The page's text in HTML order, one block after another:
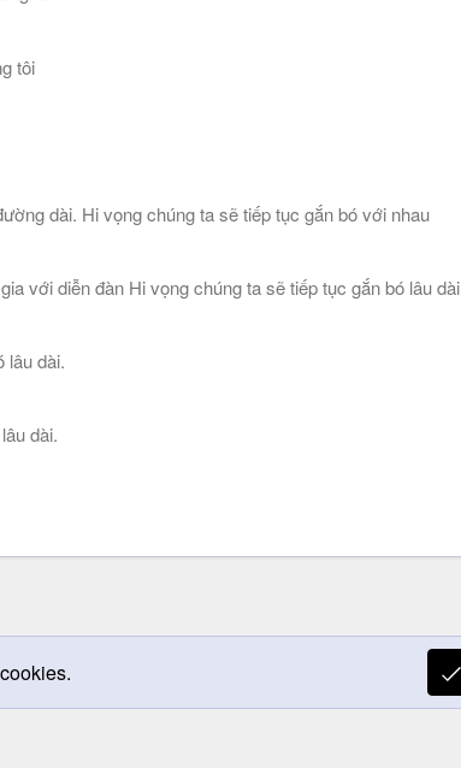
tôi
dài. Hi vọng chúng ta sẽ tiếp tục gắn bó với nhau
với diễn đàn Hi vọng chúng ta sẽ tiếp tục gắn bó lâu
lâu dài.
dài.
Quy định và